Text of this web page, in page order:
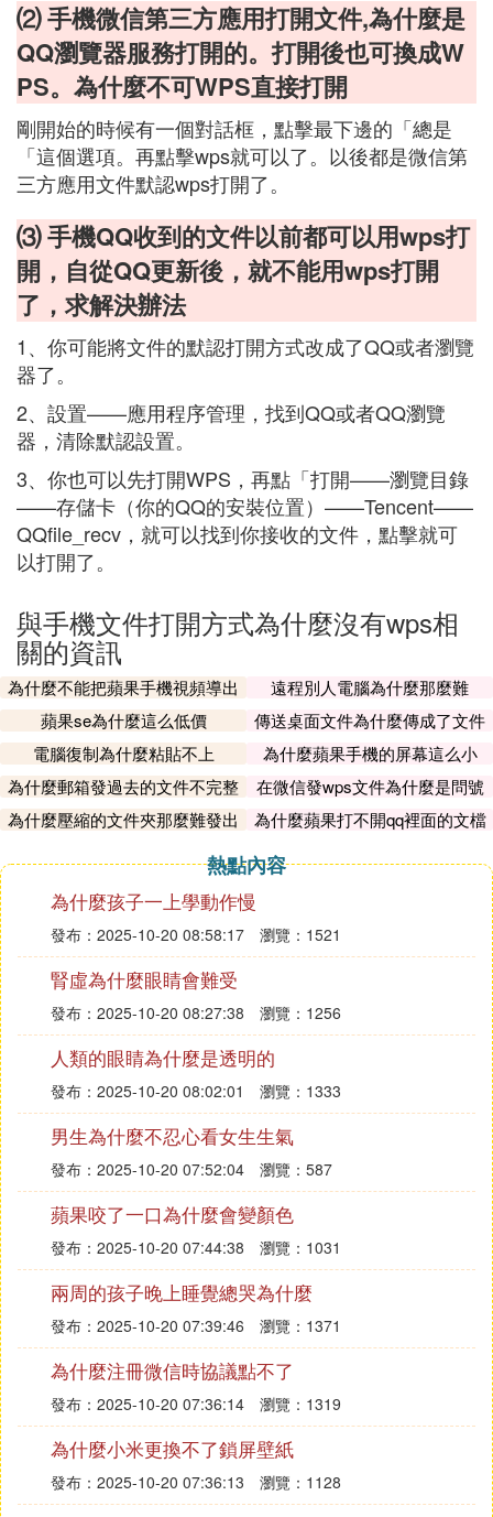
⑵ 手機微信第三方應用打開文件,為什麼是
QQ瀏覽器服務打開的。打開後也可換成W
PS。為什麼不可WPS直接打開
剛開始的時候有一個對話框，點擊最下邊的「總是
「這個選項。再點擊wps就可以了。以後都是微信第
三方應用文件默認wps打開了。
⑶ 手機QQ收到的文件以前都可以用wps打
開，自從QQ更新後，就不能用wps打開
了，求解決辦法
1、你可能將文件的默認打開方式改成了QQ或者瀏覽
器了。
2、設置——應用程序管理，找到QQ或者QQ瀏覽
器，清除默認設置。
3、你也可以先打開WPS，再點「打開——瀏覽目錄
——存儲卡（你的QQ的安裝位置）——Tencent——
QQfile_recv，就可以找到你接收的文件，點擊就可
以打開了。
與手機文件打開方式為什麼沒有wps相
關的資訊
為什麼不能把蘋果手機視頻導出
遠程別人電腦為什麼那麼難
蘋果se為什麼這么低價
傳送桌面文件為什麼傳成了文件
夾
電腦復制為什麼粘貼不上
為什麼蘋果手機的屏幕這么小
為什麼郵箱發過去的文件不完整
呢
在微信發wps文件為什麼是問號
為什麼壓縮的文件夾那麼難發出
為什麼蘋果打不開qq裡面的文檔
熱點內容
為什麼孩子一上學動作慢
發布：2025-10-20 08:58:17 瀏覽：1521
腎虛為什麼眼睛會難受
發布：2025-10-20 08:27:38 瀏覽：1256
人類的眼睛為什麼是透明的
發布：2025-10-20 08:02:01 瀏覽：1333
男生為什麼不忍心看女生生氣
發布：2025-10-20 07:52:04 瀏覽：587
蘋果咬了一口為什麼會變顏色
發布：2025-10-20 07:44:38 瀏覽：1031
兩周的孩子晚上睡覺總哭為什麼
發布：2025-10-20 07:39:46 瀏覽：1371
為什麼注冊微信時協議點不了
發布：2025-10-20 07:36:14 瀏覽：1319
為什麼小米更換不了鎖屏壁紙
發布：2025-10-20 07:36:13 瀏覽：1128